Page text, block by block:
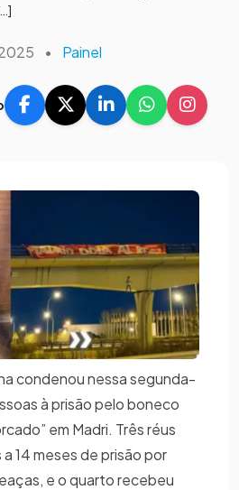
• Painel
condenou nessa segunda-
à prisão pelo boneco
em Madri. Três réus
14 meses de prisão por
e o quarto recebeu